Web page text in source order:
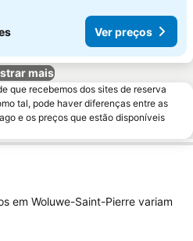
Ver preços
mais
que recebemos dos sites de reserva
tal, pode haver diferenças entre as
e os preços que estão disponíveis
em Woluwe-Saint-Pierre variam